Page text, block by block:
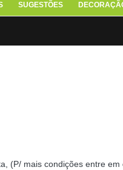
SUGESTÕES
(P/ mais condições entre